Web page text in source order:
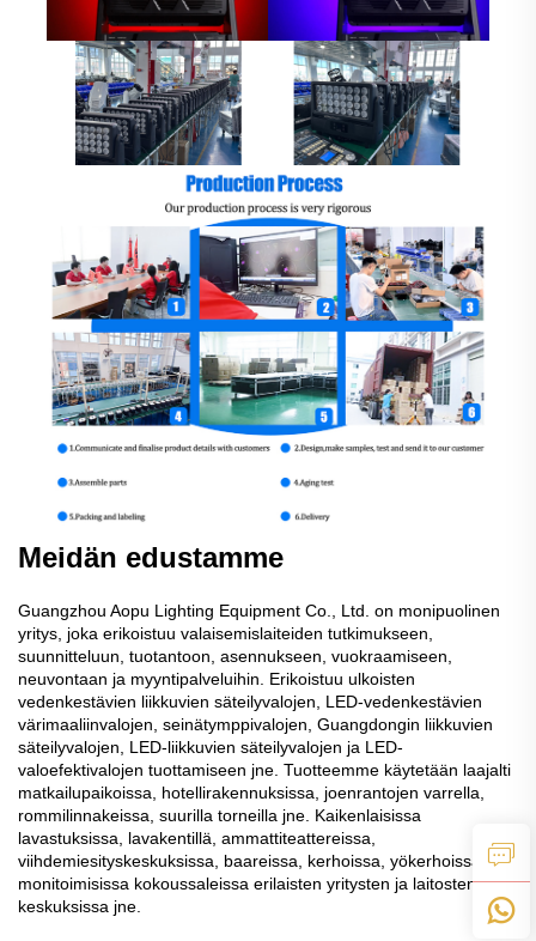
Meidän edustamme
Guangzhou Aopu Lighting Equipment Co., Ltd. on monipuolinen
yritys, joka erikoistuu valaisemislaiteiden tutkimukseen,
suunnitteluun, tuotantoon, asennukseen, vuokraamiseen,
neuvontaan ja myyntipalveluihin. Erikoistuu ulkoisten
vedenkestävien liikkuvien säteilyvalojen, LED-vedenkestävien
värimaaliinvalojen, seinätymppivalojen, Guangdongin liikkuvien
säteilyvalojen, LED-liikkuvien säteilyvalojen ja LED-
valoefektivalojen tuottamiseen jne. Tuotteemme käytetään laajalti
matkailupaikoissa, hotellirakennuksissa, joenrantojen varrella,
rommilinnakeissa, suurilla torneilla jne. Kaikenlaisissa
lavastuksissa, lavakentillä, ammattiteattereissa,
viihdemiesityskeskuksissa, baareissa, kerhoissa, yökerhoissa ja
monitoimisissa kokoussaleissa erilaisten yritysten ja laitosten
keskuksissa jne.